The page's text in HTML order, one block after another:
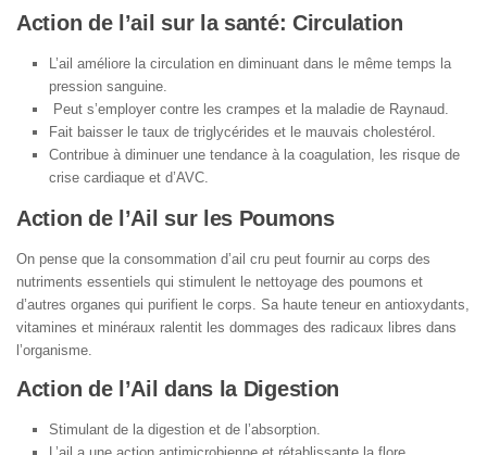
Action de l’ail sur la santé: Circulation
L’ail améliore la circulation en diminuant dans le même temps la
pression sanguine.
Peut s’employer contre les crampes et la maladie de Raynaud.
Fait baisser le taux de triglycérides et le mauvais cholestérol.
Contribue à diminuer une tendance à la coagulation, les risque de
crise cardiaque et d’AVC.
Action de l’Ail sur les Poumons
On pense que la consommation d’ail cru peut fournir au corps des
nutriments essentiels qui stimulent le nettoyage des poumons et
d’autres organes qui purifient le corps. Sa haute teneur en antioxydants,
vitamines et minéraux ralentit les dommages des radicaux libres dans
l’organisme.
Action de l’Ail dans la Digestion
Stimulant de la digestion et de l’absorption.